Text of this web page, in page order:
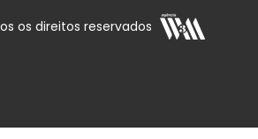
os direitos reservados